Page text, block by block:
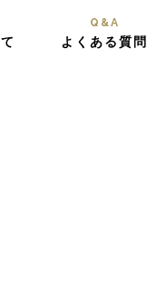
Q&A
よくある質問